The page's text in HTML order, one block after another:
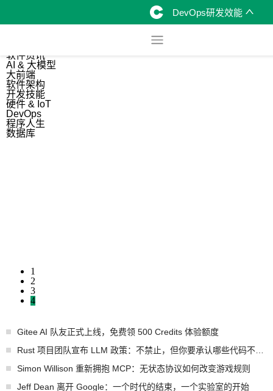
DevOps研发效能
软件资讯
AI & 大模型
大前端
软件架构
开发技能
硬件 & IoT
DevOps
程序人生
数据库
1
2
3
4
Gitee AI 队友正式上线，免费领 500 Credits 体验额度
Simon Willison 重新拥抱 MCP：无状态协议如何改变游戏规则
Jeff Dean 离开 Google：一个时代的结束，一个实验室的开始